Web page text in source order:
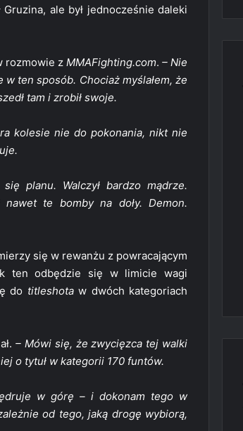
ale był jednocześnie daleki
rozmowie z MMAFighting.com. – Nie
w ten sposób. Chociaż myślałem, że
tam i zrobił swoje.
kolesie nie do pokonania, nikt nie
planu. Walczył bardzo mądrze.
nawet te bomby na doły. Demon.
się w rewanżu z powracającym
ten odbędzie się w limicie wagi
do titleshotaw dwóch kategoriach
– Mówi się, że zwycięzca tej walki
o tytuł w kategorii 170 funtów.
w górę – i dokonam tego w
od tego, jaką drogę wybiorą,